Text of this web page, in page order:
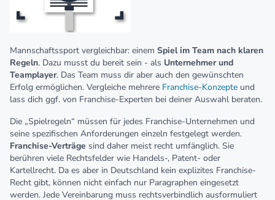
Mannschaftssport vergleichbar: einem Spiel im Team nach klaren
Regeln. Dazu musst du bereit sein - als Unternehmer und
Teamplayer. Das Team muss dir aber auch den gewünschten
Erfolg ermöglichen. Vergleiche mehrere Franchise-Konzepte und
lass dich ggf. von Franchise-Experten bei deiner Auswahl beraten.
Die „Spielregeln“ müssen für jedes Franchise-Unternehmen und
seine spezifischen Anforderungen einzeln festgelegt werden.
Franchise-Verträge sind daher meist recht umfänglich. Sie
berühren viele Rechtsfelder wie Handels-, Patent- oder
Kartellrecht. Da es aber in Deutschland kein explizites Franchise-
Recht gibt, können nicht einfach nur Paragraphen eingesetzt
werden. Jede Vereinbarung muss rechtsverbindlich ausformuliert